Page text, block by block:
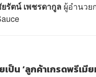
รัตน์ เพชรดากูล ผู้อำนวย
ป็น ‘ลูกค้าเกรดพรีเมีย